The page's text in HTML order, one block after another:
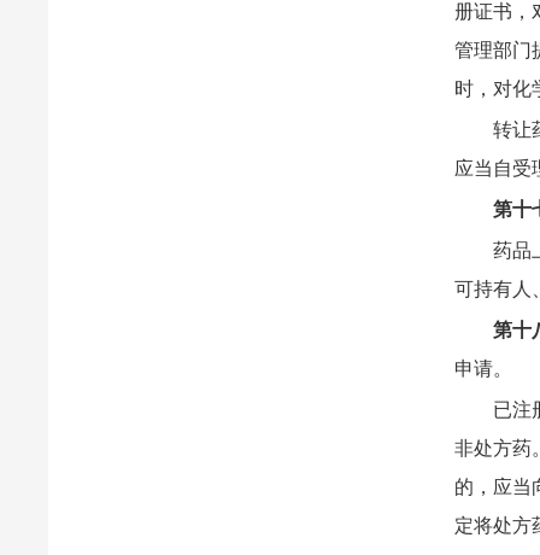
册证书，
管理部门
时，对化
转让
应当自受
第十
药品
可持有人
第十
申请。
已注
非处方药
的，应当
定将处方